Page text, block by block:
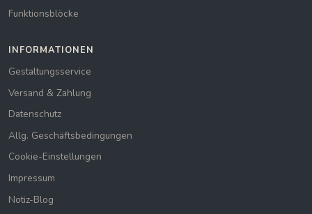
Funktionsblöcke
INFORMATIONEN
Gestaltungsservice
Versand & Zahlung
Datenschutz
Allg. Geschäftsbedingungen
Cookie-Einstellungen
Impressum
Notiz-Blog